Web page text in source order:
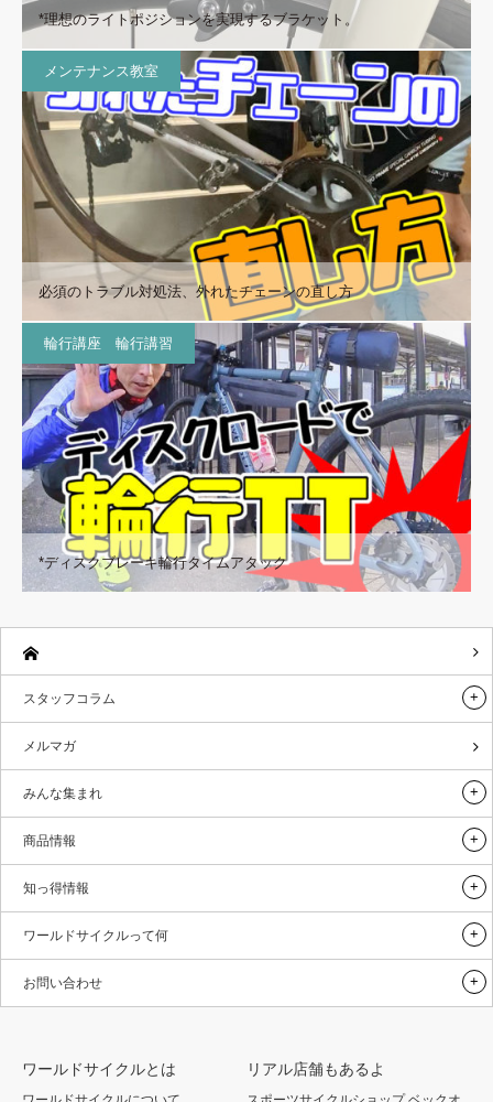
*理想のライトポジションを実現するブラケット。
メンテナンス教室
必須のトラブル対処法、外れたチェーンの直し方
輪行講座 輪行講習
*ディスクブレーキ輪行タイムアタック
スタッフコラム
メルマガ
みんな集まれ
商品情報
知っ得情報
ワールドサイクルって何
お問い合わせ
ワールドサイクルとは リアル店舗もあるよ